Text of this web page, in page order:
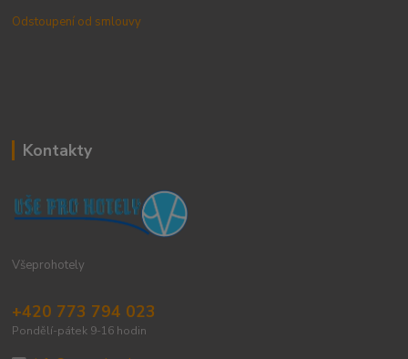
Odstoupení od smlouvy
Kontakty
Všeprohotely
+420 773 794 023
Pondělí-pátek 9-16 hodin